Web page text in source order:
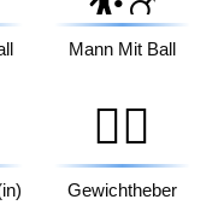
Mann Mit Ball
🏋️‍♂️
Gewichtheber